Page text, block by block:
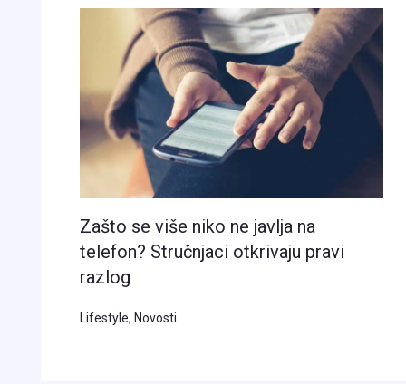
Zašto se više niko ne javlja na
telefon? Stručnjaci otkrivaju pravi
razlog
Lifestyle, Novosti